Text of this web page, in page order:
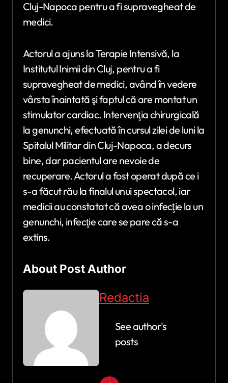
Cluj-Napoca pentru a fi supravegheat de
medici.
Actorul a ajuns la Terapie Intensivă, la
Institutul Inimii din Cluj, pentru a fi
supravegheat de medici, având în vedere
vârsta înaintată şi faptul că are montat un
stimulator cardiac. Intervenţia chirurgicală
la genunchi, efectuată în cursul zilei de luni la
Spitalul Militar din Cluj-Napoca, a decurs
bine, dar pacientul are nevoie de
recuperare. Actorul a fost operat după ce i
s-a făcut rău la finalul unui spectacol, iar
medicii au constatat că avea o infecţie la un
genunchi, infecţie care se pare că s-a
extins.
About Post Author
Redactia
See author's
posts